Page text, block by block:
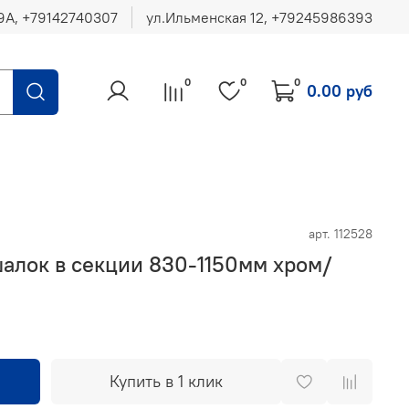
ул.Ильменская 12, ‪+79245986393
0 0 0 0.00 руб
арт. 112528
в секции 830-1150мм хром/
Купить в 1 клик